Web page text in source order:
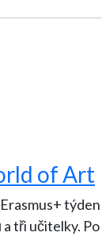
of Art
dobu pobytu byli